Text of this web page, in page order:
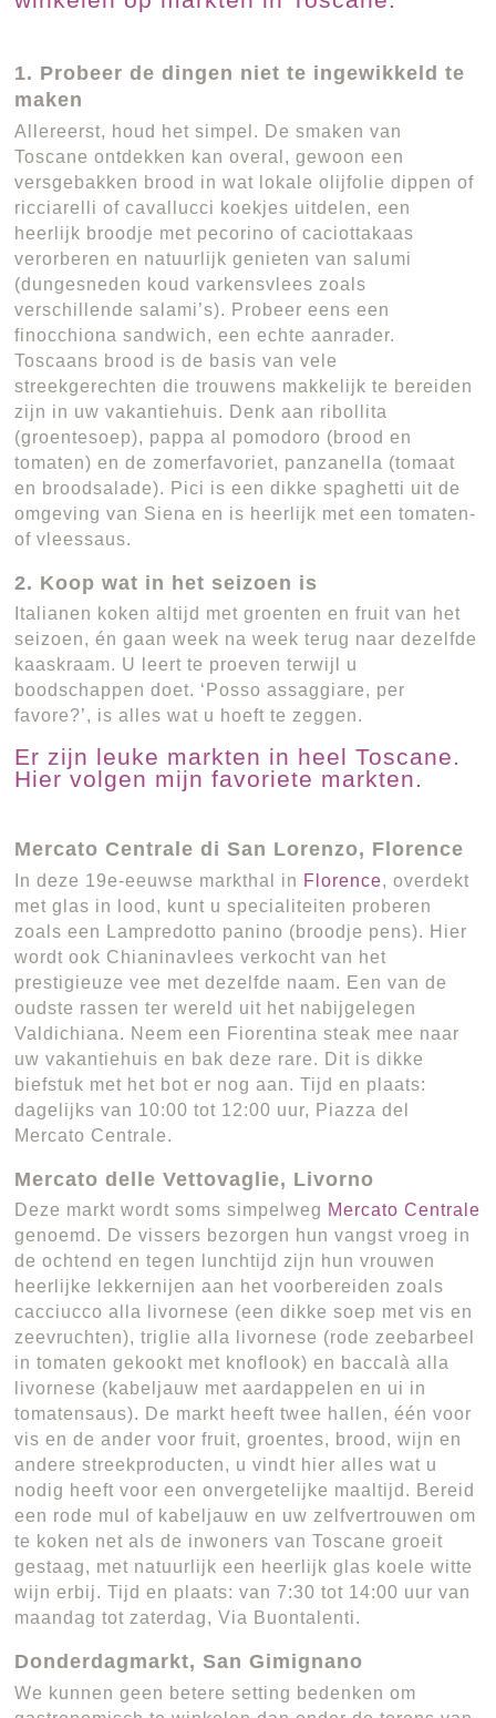
1. Probeer de dingen niet te ingewikkeld te
maken
Allereerst, houd het simpel. De smaken van
Toscane ontdekken kan overal, gewoon een
versgebakken brood in wat lokale olijfolie dippen of
ricciarelli of cavallucci koekjes uitdelen, een
heerlijk broodje met pecorino of caciottakaas
verorberen en natuurlijk genieten van salumi
(dungesneden koud varkensvlees zoals
verschillende salami’s). Probeer eens een
finocchiona sandwich, een echte aanrader.
Toscaans brood is de basis van vele
streekgerechten die trouwens makkelijk te bereiden
zijn in uw vakantiehuis. Denk aan ribollita
(groentesoep), pappa al pomodoro (brood en
tomaten) en de zomerfavoriet, panzanella (tomaat
en broodsalade). Pici is een dikke spaghetti uit de
omgeving van Siena en is heerlijk met een tomaten-
of vleessaus.
2. Koop wat in het seizoen is
Italianen koken altijd met groenten en fruit van het
seizoen, én gaan week na week terug naar dezelfde
kaaskraam. U leert te proeven terwijl u
boodschappen doet. ‘Posso assaggiare, per
favore?’, is alles wat u hoeft te zeggen.
Er zijn leuke markten in heel Toscane.
Hier volgen mijn favoriete markten.
Mercato Centrale di San Lorenzo, Florence
In deze 19e-eeuwse markthal in Florence, overdekt
met glas in lood, kunt u specialiteiten proberen
zoals een Lampredotto panino (broodje pens). Hier
wordt ook Chianinavlees verkocht van het
prestigieuze vee met dezelfde naam. Een van de
oudste rassen ter wereld uit het nabijgelegen
Valdichiana. Neem een Fiorentina steak mee naar
uw vakantiehuis en bak deze rare. Dit is dikke
biefstuk met het bot er nog aan. Tijd en plaats:
dagelijks van 10:00 tot 12:00 uur, Piazza del
Mercato Centrale.
Mercato delle Vettovaglie, Livorno
Deze markt wordt soms simpelweg Mercato Centrale
genoemd. De vissers bezorgen hun vangst vroeg in
de ochtend en tegen lunchtijd zijn hun vrouwen
heerlijke lekkernijen aan het voorbereiden zoals
cacciucco alla livornese (een dikke soep met vis en
zeevruchten), triglie alla livornese (rode zeebarbeel
in tomaten gekookt met knoflook) en baccalà alla
livornese (kabeljauw met aardappelen en ui in
tomatensaus). De markt heeft twee hallen, één voor
vis en de ander voor fruit, groentes, brood, wijn en
andere streekproducten, u vindt hier alles wat u
nodig heeft voor een onvergetelijke maaltijd. Bereid
een rode mul of kabeljauw en uw zelfvertrouwen om
te koken net als de inwoners van Toscane groeit
gestaag, met natuurlijk een heerlijk glas koele witte
wijn erbij. Tijd en plaats: van 7:30 tot 14:00 uur van
maandag tot zaterdag, Via Buontalenti.
Donderdagmarkt, San Gimignano
We kunnen geen betere setting bedenken om